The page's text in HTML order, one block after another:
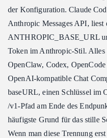
der Konfiguration. Claude
Anthropic Messages API, liest
ANTHROPIC_BASE_URL
Token im Anthropic-Stil. Alles
OpenClaw, Codex,
OpenAI-kompatible Chat
baseURL, einen Schlüssel im
/v1-Pfad am Ende des
häufigste Grund für das stille
Wenn man diese Trennung